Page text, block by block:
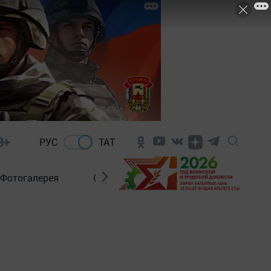
РУС ТАТ
Фотогалерея Сораштыру